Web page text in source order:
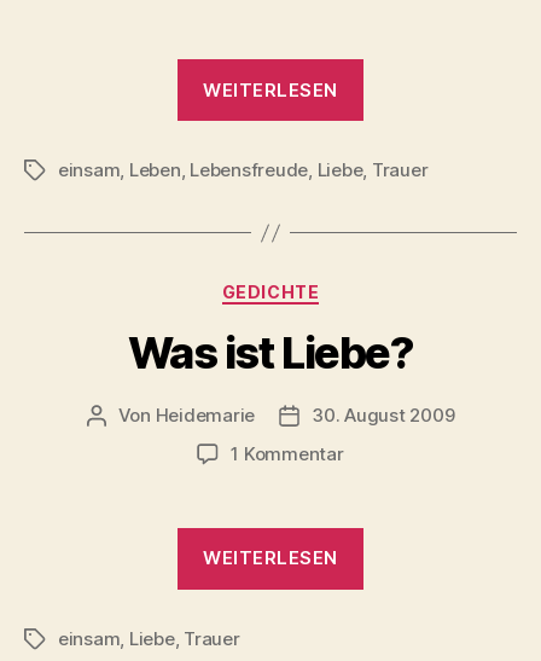
WEITERLESEN
Schlagwörter
einsam, Leben, Lebensfreude, Liebe, Trauer
Kategorien
GEDICHTE
Was ist Liebe?
Beitragsautor
Von Heidemarie Veröffentlichungsdatum
30. August 2009
1 Kommentarzu
Liebe?
WEITERLESEN
Schlagwörter
einsam Liebe, Trauer